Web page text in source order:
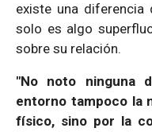
existe una diferencia
solo es algo
sobre su relación.
"No noto ninguna
entorno tampoco la
físico, sino por la